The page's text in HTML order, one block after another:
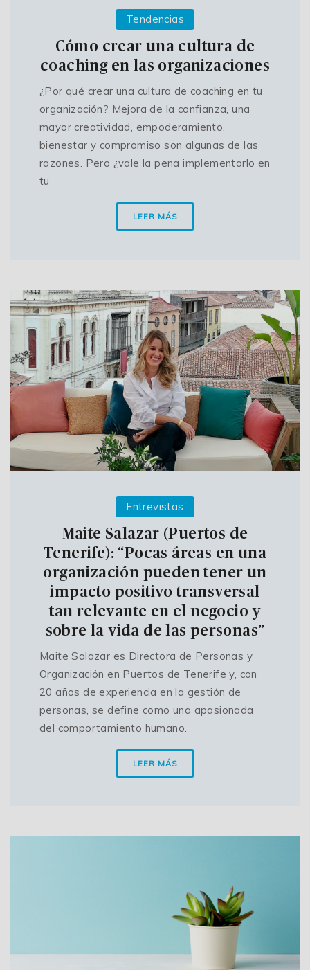
Tendencias
Cómo crear una cultura de
coaching en las organizaciones
¿Por qué crear una cultura de coaching en tu
organización? Mejora de la confianza, una
mayor creatividad, empoderamiento,
bienestar y compromiso son algunas de las
razones. Pero ¿vale la pena implementarlo en
tu
LEER MÁS
Entrevistas
Maite Salazar (Puertos de
Tenerife): “Pocas áreas en una
organización pueden tener un
impacto positivo transversal
tan relevante en el negocio y
sobre la vida de las personas”
Maite Salazar es Directora de Personas y
Organización en Puertos de Tenerife y, con
20 años de experiencia en la gestión de
personas, se define como una apasionada
del comportamiento humano.
LEER MÁS